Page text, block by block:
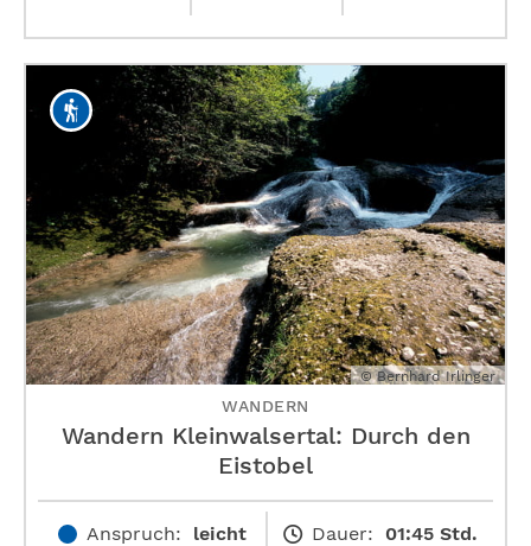
© Bernhard Irlinger
WANDERN
Wandern Kleinwalsertal: Durch den
Eistobel
Anspruch: leicht Dauer: 01:45 Std.